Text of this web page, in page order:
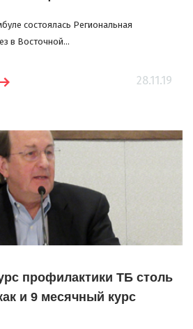
состоялась Региональная
в Восточной...
28.11.19
профилактики ТБ столь
и 9 месячный курс